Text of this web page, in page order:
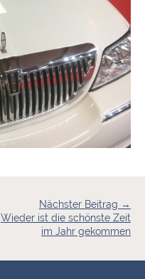
Nächster Beitrag →
Wieder ist die schönste Zeit
im Jahr gekommen